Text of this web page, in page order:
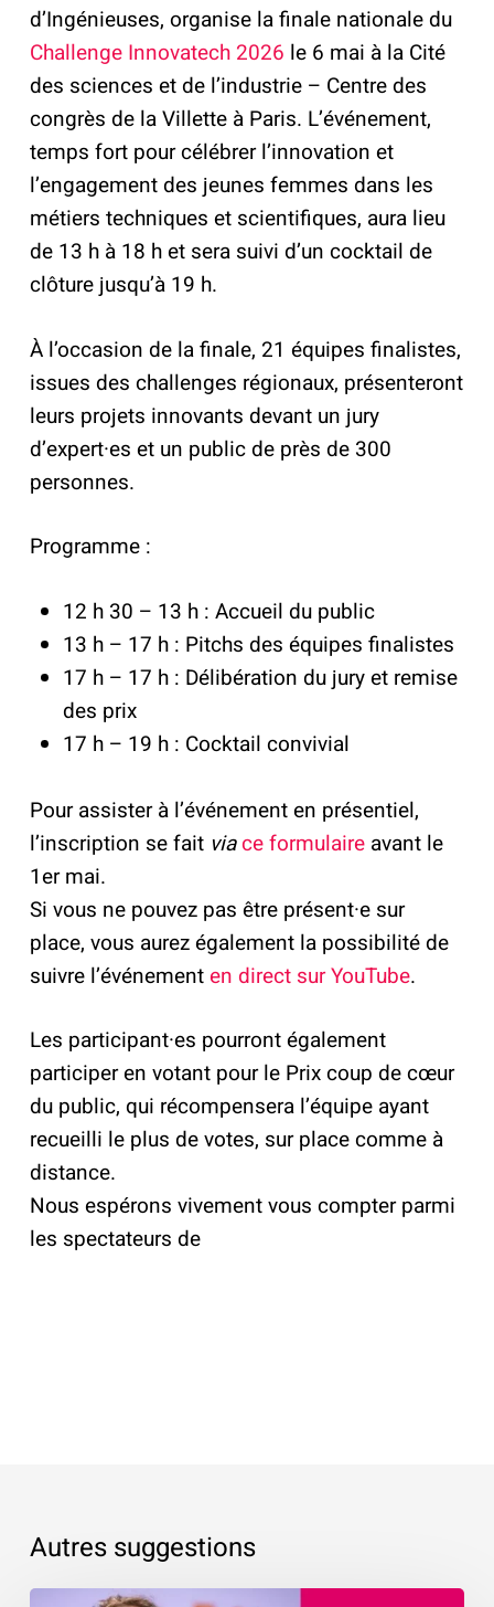
d’Ingénieuses, organise la finale nationale du
Challenge Innovatech 2026 le 6 mai à la Cité
des sciences et de l’industrie – Centre des
congrès de la Villette à Paris. L’événement,
temps fort pour célébrer l’innovation et
l’engagement des jeunes femmes dans les
métiers techniques et scientifiques, aura lieu
de 13 h à 18 h et sera suivi d’un cocktail de
clôture jusqu’à 19 h.
À l’occasion de la finale, 21 équipes finalistes,
issues des challenges régionaux, présenteront
leurs projets innovants devant un jury
d’expert·es et un public de près de 300
personnes.
Programme :
12 h 30 – 13 h : Accueil du public
13 h – 17 h : Pitchs des équipes finalistes
17 h – 17 h : Délibération du jury et remise
des prix
17 h – 19 h : Cocktail convivial
Pour assister à l’événement en présentiel,
l’inscription se fait viace formulaireavant le
1er mai.
Si vous ne pouvez pas être présent·e sur
place, vous aurez également la possibilité de
suivre l’événementen direct sur YouTube.
Les participant·es pourront également
participer en votant pour le Prix coup de cœur
du public, qui récompensera l’équipe ayant
recueilli le plus de votes, sur place comme à
distance.
Nous espérons vivement vous compter parmi
les spectateurs de
Autres suggestions